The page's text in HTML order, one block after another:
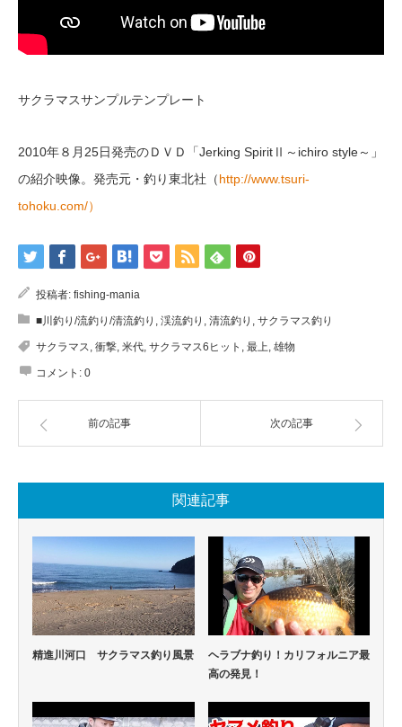
サクラマスサンプルテンプレート
2010年８月25日発売のＤＶＤ「Jerking SpiritⅡ～ichiro style～」
の紹介映像。発売元・釣り東北社（http://www.tsuri-
tohoku.com/）
投稿者: fishing-mania
■川釣り/流釣り/清流釣り , 渓流釣り , 清流釣り , サクラマス釣り
サクラマス, 衝撃, 米代, サクラマス6ヒット , 最上, 雄物
コメント: 0
前の記事 次の記事
関連記事
精進川河口 サクラマス釣り風景
ヘラブナ釣り！カリフォルニア最
高の発見！